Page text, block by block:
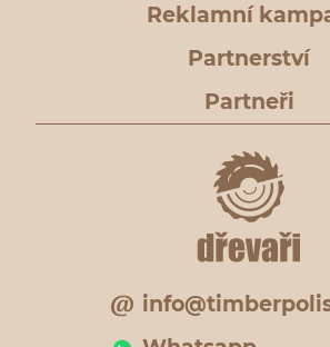
Reklamní
Partnerství
Partneři